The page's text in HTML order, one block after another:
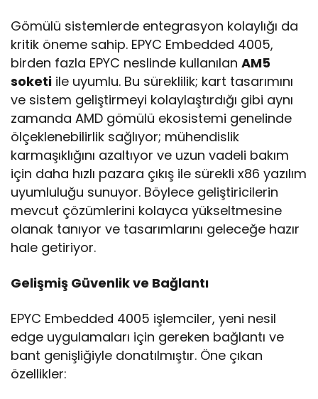
Gömülü sistemlerde entegrasyon kolaylığı da
kritik öneme sahip. EPYC Embedded 4005,
birden fazla EPYC neslinde kullanılanAM5
soketi ile uyumlu. Bu süreklilik; kart tasarımını
ve sistem geliştirmeyi kolaylaştırdığı gibi aynı
zamanda AMD gömülü ekosistemi genelinde
ölçeklenebilirlik sağlıyor; mühendislik
karmaşıklığını azaltıyor ve uzun vadeli bakım
için daha hızlı pazara çıkış ile sürekli x86 yazılım
uyumluluğu sunuyor. Böylece geliştiricilerin
mevcut çözümlerini kolayca yükseltmesine
olanak tanıyor ve tasarımlarını geleceğe hazır
hale getiriyor.
Gelişmiş Güvenlik ve Bağlantı
EPYC Embedded 4005 işlemciler, yeni nesil
edge uygulamaları için gereken bağlantı ve
bant genişliğiyle donatılmıştır. Öne çıkan
özellikler: